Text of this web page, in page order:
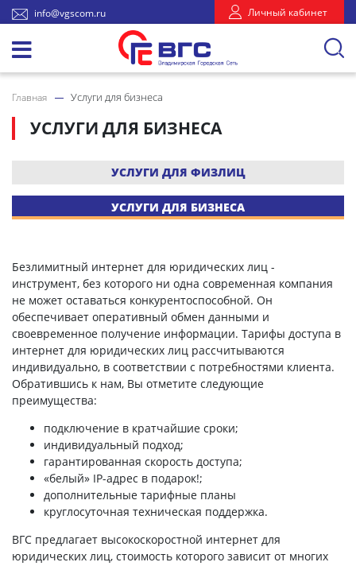
info@vgscom.ru Личный кабинет
Главная Услуги для бизнеса
УСЛУГИ ДЛЯ БИЗНЕСА
УСЛУГИ ДЛЯ ФИЗЛИЦ
УСЛУГИ ДЛЯ БИЗНЕСА
Безлимитный интернет для юридических лиц -
инструмент, без которого ни одна современная компания
не может оставаться конкурентоспособной. Он
обеспечивает оперативный обмен данными и
своевременное получение информации. Тарифы доступа в
интернет для юридических лиц рассчитываются
индивидуально, в соответствии с потребностями клиента.
Обратившись к нам, Вы отметите следующие
преимущества:
подключение в кратчайшие сроки;
индивидуальный подход;
гарантированная скорость доступа;
«белый» IP-адрес в подарок!;
дополнительные тарифные планы
круглосуточная техническая поддержка.
ВГС предлагает высокоскоростной интернет для
юридических лиц, стоимость которого зависит от многих